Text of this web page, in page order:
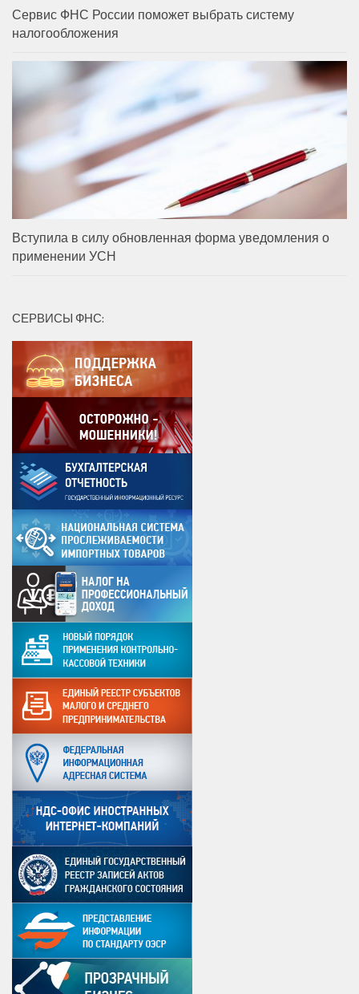
Сервис ФНС России поможет выбрать систему
налогообложения
Вступила в силу обновленная форма уведомления о
применении УСН
СЕРВИСЫ ФНС: